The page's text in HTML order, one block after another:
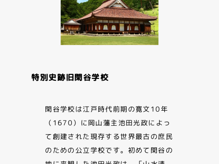
特別史跡旧閑谷学校
閑谷学校は江戸時代前期の寛文10年
（1670）に岡山藩主池田光政によっ
て創建された現存する世界最古の庶民
のための公立学校です。初めて閑谷の